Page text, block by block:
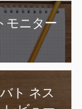
モニター
ト ネス